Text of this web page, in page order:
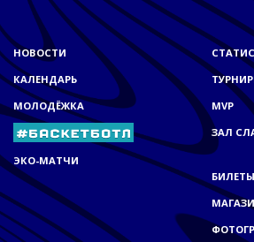
НОВОСТИ
КАЛЕНДАРЬ
МОЛОДЁЖКА
ЭКО-МАТЧИ
MVP
ЗАЛ
БИЛЕТЫ